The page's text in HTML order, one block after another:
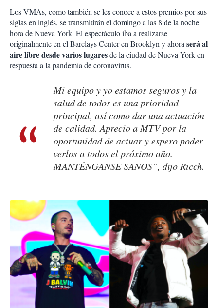
Los VMAs, como también se les conoce a estos premios por sus
siglas en inglés, se transmitirán el domingo a las 8 de la noche
hora de Nueva York. El espectáculo iba a realizarse
originalmente en el Barclays Center en Brooklyn y ahoraserá al
aire libre desde varios lugaresde la ciudad de Nueva York en
respuesta a la pandemia de coronavirus.
Mi equipo y yo estamos seguros y la
salud de todos es una prioridad
principal, así como dar una actuación
de calidad. Aprecio a MTV por la
oportunidad de actuar y espero poder
verlos a todos el próximo año.
MANTÉNGANSE SANOS”, dijo Ricch.